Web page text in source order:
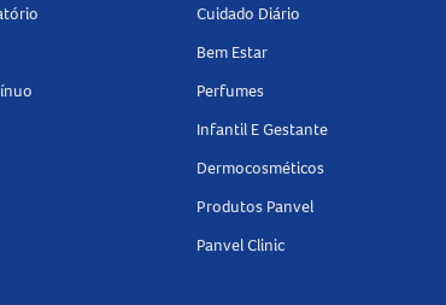
Cuidado Diário
Bem Estar
Perfumes
Infantil E Gestante
Dermocosméticos
Produtos Panvel
Panvel Clinic